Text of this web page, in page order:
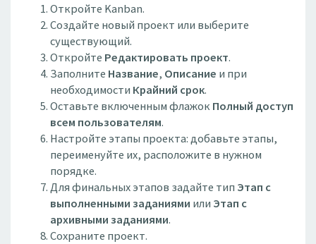
Откройте Kanban.
Создайте новый проект или выберите
существующий.
Откройте Редактировать проект.
Заполните Название, Описание и при
необходимости Крайний срок.
Оставьте включенным флажокПолный доступ
всем пользователям.
Настройте этапы проекта: добавьте этапы,
переименуйте их, расположите в нужном
порядке.
Для финальных этапов задайте тип Этап с
выполненными заданиями или Этап с
архивными заданиями.
Сохраните проект.